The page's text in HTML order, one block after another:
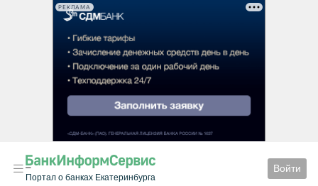
РЕКЛАМА
Портал о банках Екатеринбурга
Войти